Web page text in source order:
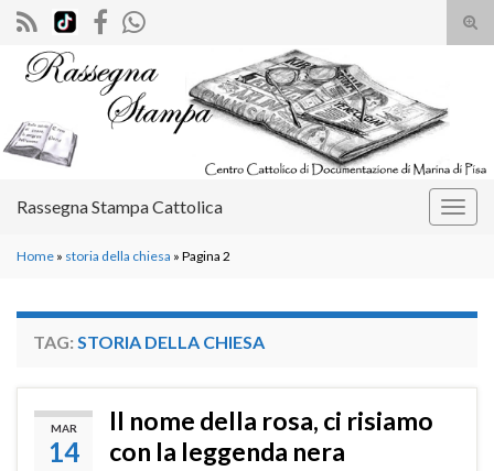
il
Search for:
Rassegna Stampa Cattolica
Home » storia della chiesa » Pagina 2
TAG: STORIA DELLA CHIESA
MAR
14
Il nome della rosa, ci risiamo
con la leggenda nera